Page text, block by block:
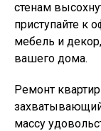
стенам
приступайте к
мебель и
вашего дома.
Ремонт
массу